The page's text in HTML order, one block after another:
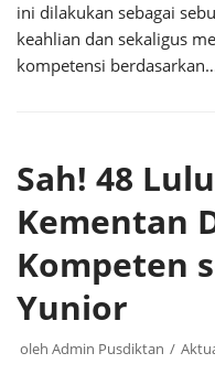
ini dilakukan sebagai
keahlian dan sekaligus
kompetensi
Sah! 48
Kementan
Kompeten
Yunior
oleh Admin Pusdiktan